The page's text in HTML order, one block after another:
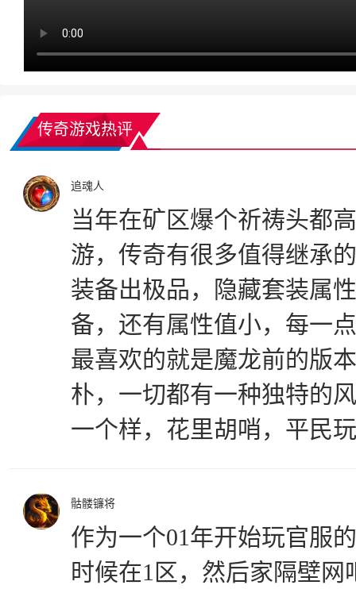
传奇游戏热评
追魂人
当年在矿区爆个祈祷头都
游，传奇有很多值得继承
装备出极品，隐藏套装属
备，还有属性值小，每一
最喜欢的就是魔龙前的版
朴，一切都有一种独特的
一个样，花里胡哨，平民
骷髅镰将
作为一个01年开始玩官服
时候在1区，然后家隔壁